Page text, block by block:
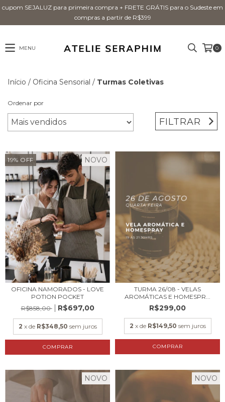
cupom SEJALUZ para primeira compra + FRETE GRÁTIS para o Sudeste em
compras a partir de R$399
MENU 0
Início / Oficina Sensorial / Turmas Coletivas
Ordenar por
FILTRAR
19% OFF NOVO
OFICINA NAMORADOS - LOVE
POTION POCKET
R$858,00
R$697,00
2 x de R$348,50 sem juros
TURMA 26/08 - VELAS
AROMÁTICAS E HOMESPR...
R$299,00
2 x de R$149,50 sem juros
NOVO NOVO